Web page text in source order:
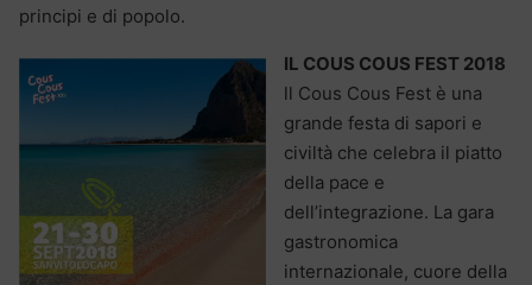
principi e di popolo.
IL COUS COUS FEST 2018
ll Cous Cous Fest è una
grande festa di sapori e
civiltà che celebra il piatto
della pace e
dell’integrazione. La gara
gastronomica
internazionale, cuore della